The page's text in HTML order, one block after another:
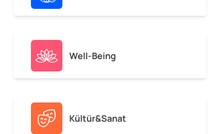
Well-Being
Kültür&Sanat